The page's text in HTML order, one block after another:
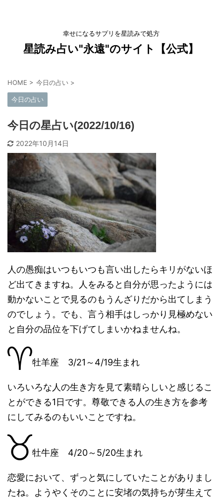
幸せになるサプリを星読みで処方
星読み占い"永遠"のサイト【公式】
HOME > 今日の占い >
今日の占い
今日の星占い(2022/10/16)
2022年10月14日
人の愚痴はいつもいつも言い出したらキリがないほ
ど出てきますね。人をみると自分が思ったようには
動かないことで見るのもうんざりだから出てしまう
のでしょう。でも、言う相手はしっかり見極めない
と自分の品位を下げてしまいかねませんね。
牡羊座 3/21～4/19生まれ
いろいろな人の生き方を見て素晴らしいと感じるこ
とができる1日です。尊敬できる人の生き方を参考
にしてみるのもいいことですね。
牡牛座 4/20～5/20生まれ
恋愛において、ずっと気にしていたことがありまし
たね。ようやくそのことに安堵の気持ちが芽生えて